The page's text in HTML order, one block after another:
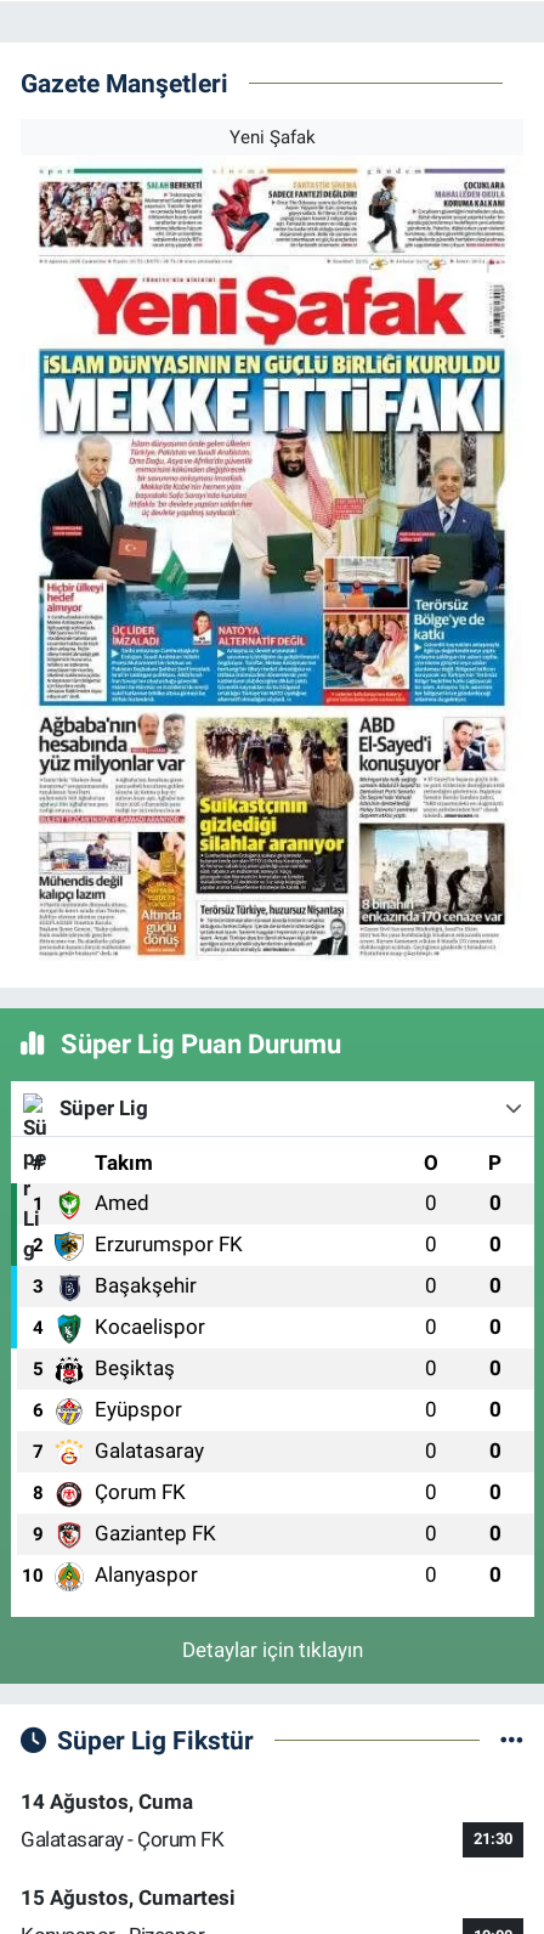
Gazete Manşetleri
Yeni Şafak
Süper Lig Puan Durumu
Süper Lig
# Takım O P
1 Amed 0 0
2 Erzurumspor FK 0 0
3 Başakşehir 0 0
4 Kocaelispor 0 0
5 Beşiktaş 0 0
6 Eyüpspor 0 0
7 Galatasaray 0 0
8 Çorum FK 0 0
9 Gaziantep FK 0 0
10 Alanyaspor 0 0
Detaylar için tıklayın
Süper Lig Fikstür
14 Ağustos, Cuma
Galatasaray - Çorum FK
21:30
15 Ağustos, Cumartesi